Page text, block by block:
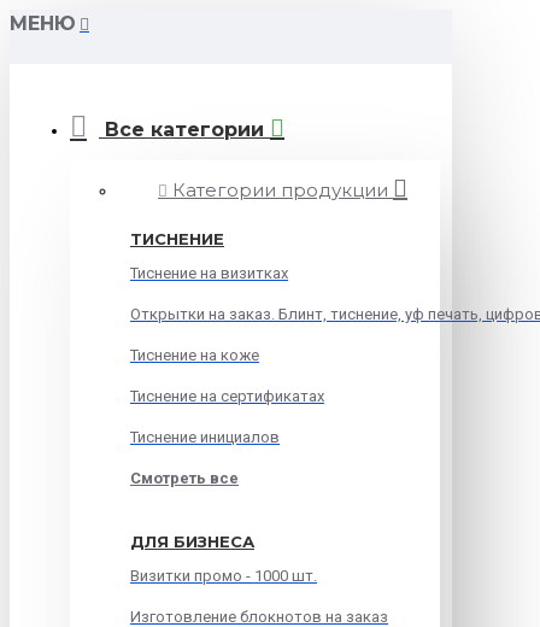
МЕНЮ
Все категории
Категории продукции
ТИСНЕНИЕ
Тиснение на визитках
Открытки на заказ. Блинт, тиснение, уф печать,
Тиснение на коже
Тиснение на сертификатах
Тиснение инициалов
Смотреть все
ДЛЯ БИЗНЕСА
Визитки промо - 1000 шт.
Изготовление блокнотов на заказ